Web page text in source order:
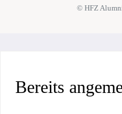
© HFZ
Bereits